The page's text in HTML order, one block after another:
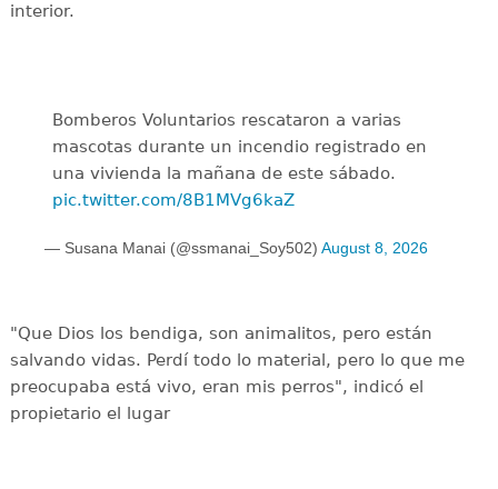
interior.
Bomberos Voluntarios rescataron a varias
mascotas durante un incendio registrado en
una vivienda la mañana de este sábado.
pic.twitter.com/8B1MVg6kaZ
— Susana Manai (@ssmanai_Soy502) August 8, 2026
"Que Dios los bendiga, son animalitos, pero están
salvando vidas. Perdí todo lo material, pero lo que me
preocupaba está vivo, eran mis perros", indicó el
propietario el lugar